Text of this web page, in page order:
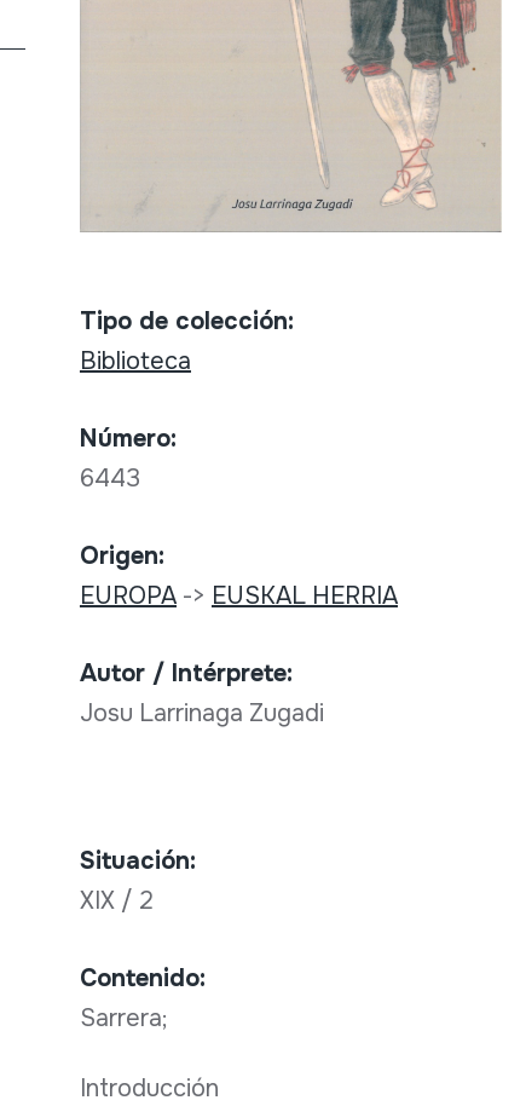
Tipo de colección:
Biblioteca
Número:
6443
Origen:
EUROPA-> EUSKAL HERRIA
Autor / Intérprete:
Josu Larrinaga Zugadi
Situación:
XIX / 2
Contenido:
Sarrera;
Introducción